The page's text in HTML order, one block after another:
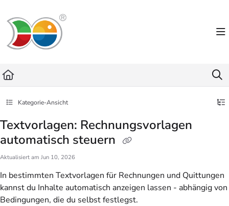
Fetch the complete documentation index at:
Use this file to discover all available pages before exploring further.
Kategorie-Ansicht
Textvorlagen: Rechnungsvorlagen
automatisch steuern
Aktualisiert am Jun 10, 2026
In bestimmten Textvorlagen für Rechnungen und Quittungen
kannst du Inhalte automatisch anzeigen lassen - abhängig von
Bedingungen, die du selbst festlegst.